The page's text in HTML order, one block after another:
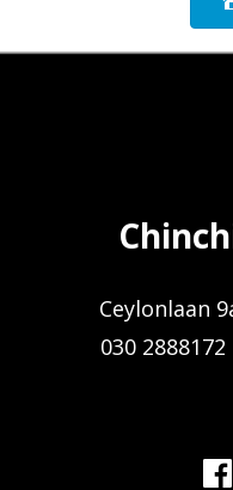
Ceylonlaan
030 2888172